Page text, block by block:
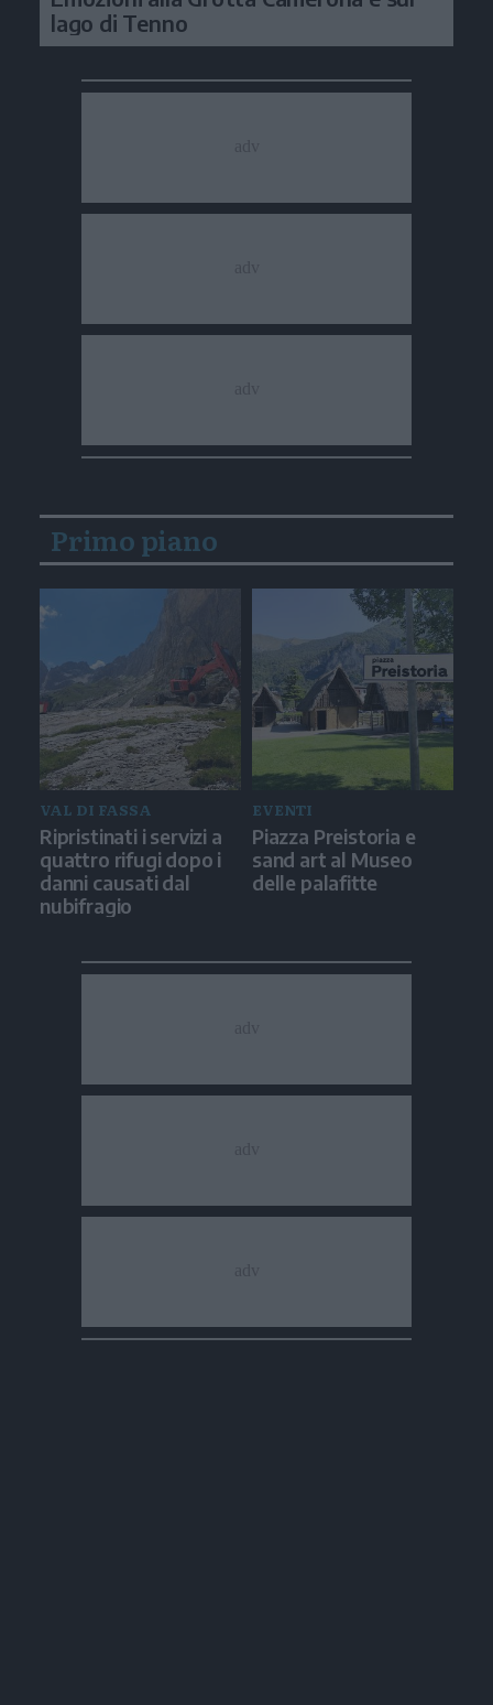
lago di Tenno
Primo piano
VAL DI FASSA
Ripristinati i servizi a
quattro rifugi dopo i
danni causati dal
nubifragio
EVENTI
Piazza Preistoria e
sand art al Museo
delle palafitte